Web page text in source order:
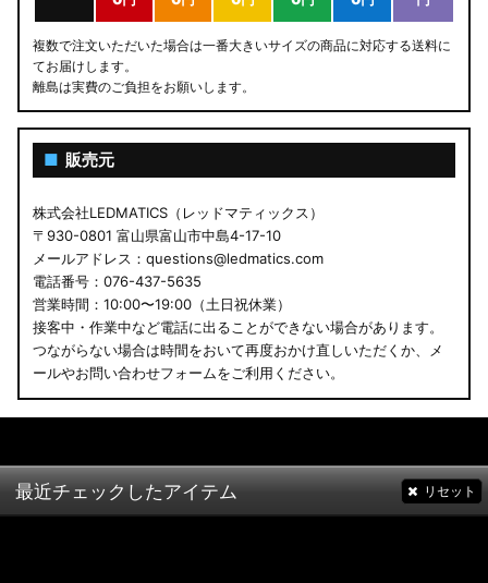
複数で注文いただいた場合は一番大きいサイズの商品に対応する送料に
てお届けします。
離島は実費のご負担をお願いします。
■ 販売元
株式会社LEDMATICS（レッドマティックス）
〒930-0801 富山県富山市中島4-17-10
メールアドレス：questions@ledmatics.com
電話番号：076-437-5635
営業時間：10:00〜19:00（土日祝休業）
接客中・作業中など電話に出ることができない場合があります。
つながらない場合は時間をおいて再度おかけ直しいただくか、メ
ールやお問い合わせフォームをご利用ください。
最近チェックしたアイテム リセット